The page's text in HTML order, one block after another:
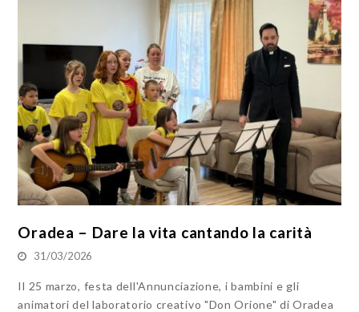
Oradea – Dare la vita cantando la carità
31/03/2026
Il 25 marzo, festa dell'Annunciazione, i bambini e gli
animatori del laboratorio creativo "Don Orione" di Oradea